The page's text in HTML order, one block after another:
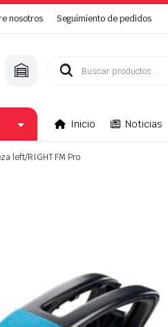
nosotros Seguimiento de pedidos
Búsqueda
Inicio Noticias
left/RIGHT FM Pro